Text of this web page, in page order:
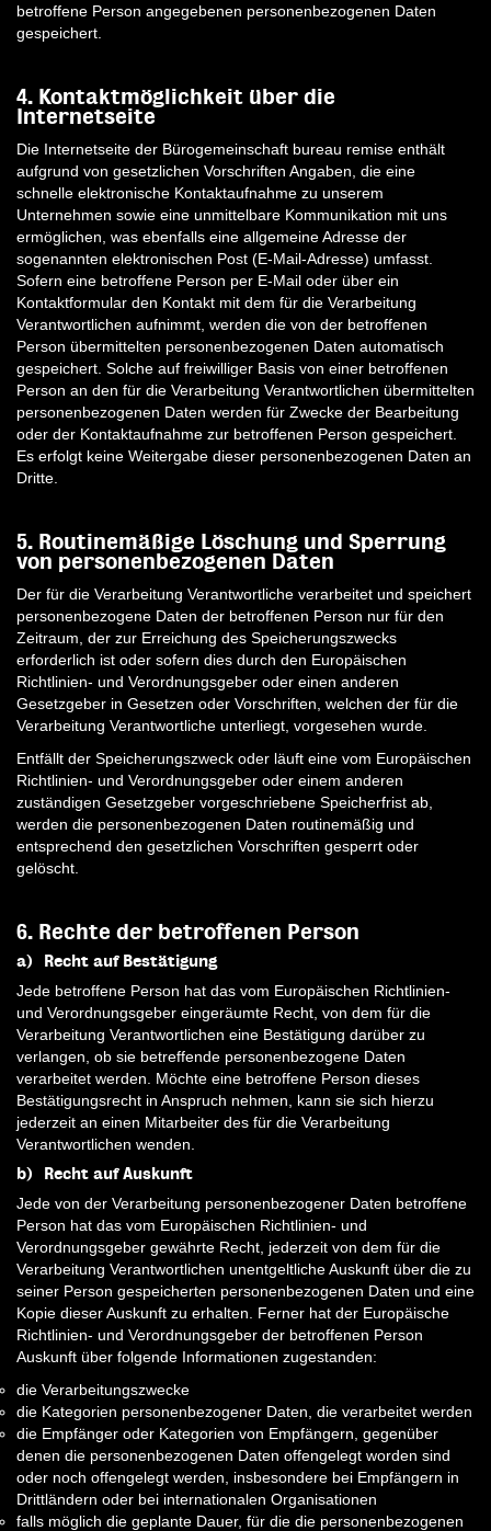
betroffene Person angegebenen personenbezogenen Daten
gespeichert.
4. Kontaktmöglichkeit über die
Internetseite
Die Internetseite der Bürogemeinschaft bureau remise enthält
aufgrund von gesetzlichen Vorschriften Angaben, die eine
schnelle elektronische Kontaktaufnahme zu unserem
Unternehmen sowie eine unmittelbare Kommunikation mit uns
ermöglichen, was ebenfalls eine allgemeine Adresse der
sogenannten elektronischen Post (E-Mail-Adresse) umfasst.
Sofern eine betroffene Person per E-Mail oder über ein
Kontaktformular den Kontakt mit dem für die Verarbeitung
Verantwortlichen aufnimmt, werden die von der betroffenen
Person übermittelten personenbezogenen Daten automatisch
gespeichert. Solche auf freiwilliger Basis von einer betroffenen
Person an den für die Verarbeitung Verantwortlichen übermittelten
personenbezogenen Daten werden für Zwecke der Bearbeitung
oder der Kontaktaufnahme zur betroffenen Person gespeichert.
Es erfolgt keine Weitergabe dieser personenbezogenen Daten an
Dritte.
5. Routinemäßige Löschung und Sperrung
von personenbezogenen Daten
Der für die Verarbeitung Verantwortliche verarbeitet und speichert
personenbezogene Daten der betroffenen Person nur für den
Zeitraum, der zur Erreichung des Speicherungszwecks
erforderlich ist oder sofern dies durch den Europäischen
Richtlinien- und Verordnungsgeber oder einen anderen
Gesetzgeber in Gesetzen oder Vorschriften, welchen der für die
Verarbeitung Verantwortliche unterliegt, vorgesehen wurde.
Entfällt der Speicherungszweck oder läuft eine vom Europäischen
Richtlinien- und Verordnungsgeber oder einem anderen
zuständigen Gesetzgeber vorgeschriebene Speicherfrist ab,
werden die personenbezogenen Daten routinemäßig und
entsprechend den gesetzlichen Vorschriften gesperrt oder
gelöscht.
6. Rechte der betroffenen Person
a) Recht auf Bestätigung
Jede betroffene Person hat das vom Europäischen Richtlinien-
und Verordnungsgeber eingeräumte Recht, von dem für die
Verarbeitung Verantwortlichen eine Bestätigung darüber zu
verlangen, ob sie betreffende personenbezogene Daten
verarbeitet werden. Möchte eine betroffene Person dieses
Bestätigungsrecht in Anspruch nehmen, kann sie sich hierzu
jederzeit an einen Mitarbeiter des für die Verarbeitung
Verantwortlichen wenden.
b) Recht auf Auskunft
Jede von der Verarbeitung personenbezogener Daten betroffene
Person hat das vom Europäischen Richtlinien- und
Verordnungsgeber gewährte Recht, jederzeit von dem für die
Verarbeitung Verantwortlichen unentgeltliche Auskunft über die zu
seiner Person gespeicherten personenbezogenen Daten und eine
Kopie dieser Auskunft zu erhalten. Ferner hat der Europäische
Richtlinien- und Verordnungsgeber der betroffenen Person
Auskunft über folgende Informationen zugestanden:
die Verarbeitungszwecke
die Kategorien personenbezogener Daten, die verarbeitet werden
die Empfänger oder Kategorien von Empfängern, gegenüber
denen die personenbezogenen Daten offengelegt worden sind
oder noch offengelegt werden, insbesondere bei Empfängern in
Drittländern oder bei internationalen Organisationen
falls möglich die geplante Dauer, für die die personenbezogenen